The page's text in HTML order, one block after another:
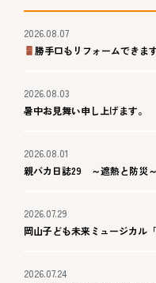
2026.08.07
勝手口もリフォームできま
2026.08.03
暑中お見舞い申し上げます。
2026.08.01
親バカ日誌29 ～遮熱と防災～
2026.07.29
岡山子ども未来ミュージカル
2026.07.24